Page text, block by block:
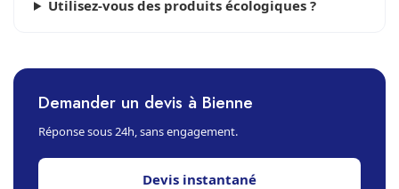
Utilisez-vous des produits écologiques ?
Demander un devis à Bienne
Réponse sous 24h, sans engagement.
Devis instantané